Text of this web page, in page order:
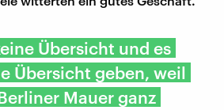
Übersicht und es
Übersicht geben, weil
Mauer ganz